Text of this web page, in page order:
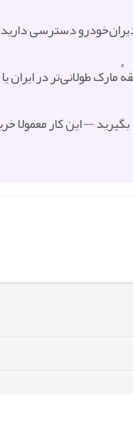
دسترسی
طولانی‌تر در ایران
— این کار معمولا